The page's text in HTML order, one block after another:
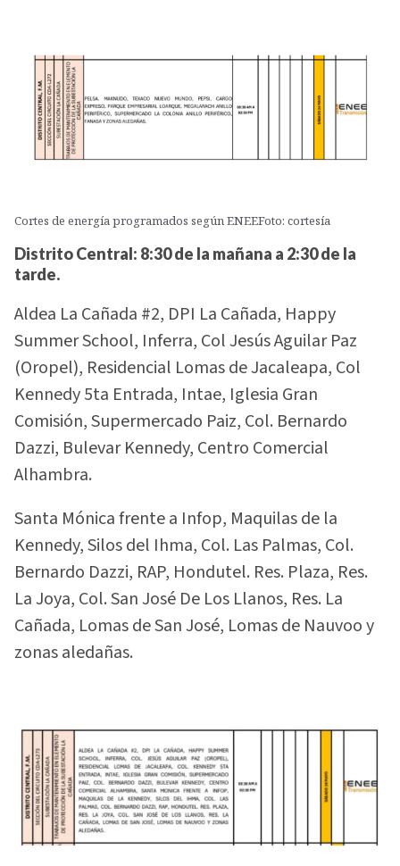
Cortes de energía programados según ENEEFoto: cortesía
Distrito Central: 8:30 de la mañana a 2:30 de la
tarde.
Aldea La Cañada #2, DPI La Cañada, Happy
Summer School, Inferra, Col Jesús Aguilar Paz
(Oropel), Residencial Lomas de Jacaleapa, Col
Kennedy 5ta Entrada, Intae, Iglesia Gran
Comisión, Supermercado Paiz, Col. Bernardo
Dazzi, Bulevar Kennedy, Centro Comercial
Alhambra.
Santa Mónica frente a Infop, Maquilas de la
Kennedy, Silos del Ihma, Col. Las Palmas, Col.
Bernardo Dazzi, RAP, Hondutel. Res. Plaza, Res.
La Joya, Col. San José De Los Llanos, Res. La
Cañada, Lomas de San José, Lomas de Nauvoo y
zonas aledañas.